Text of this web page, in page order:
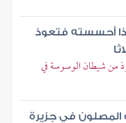
أحسسته فتعوذ
من شيطان الوسوسة في
المصلون في جزيرة